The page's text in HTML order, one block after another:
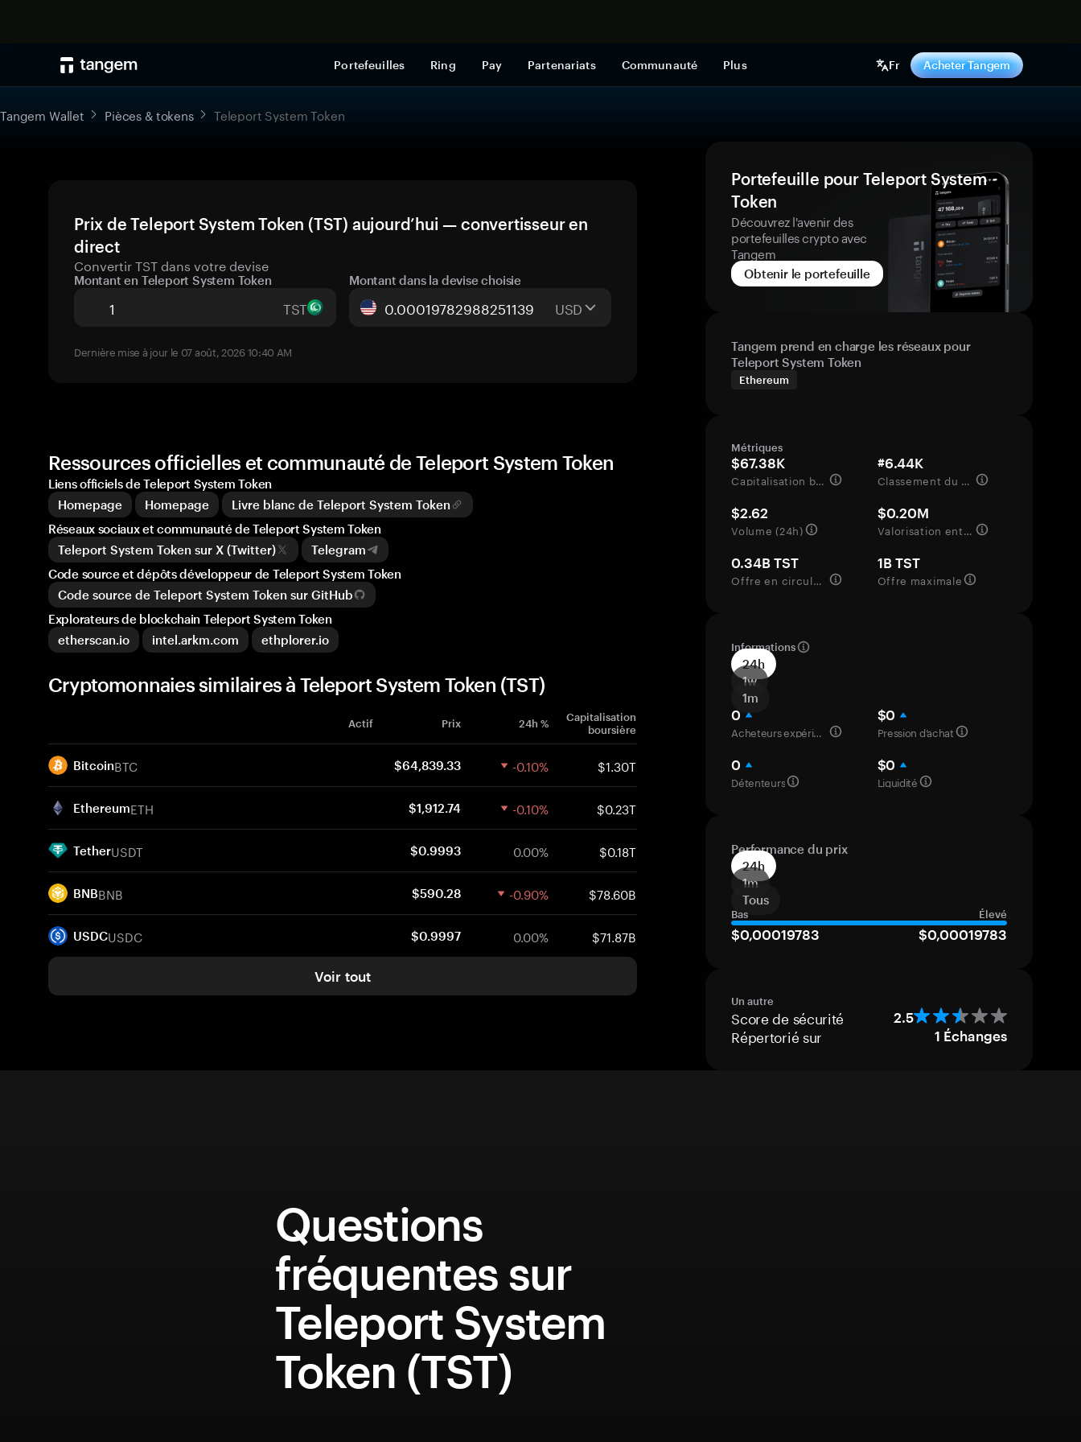
Portefeuilles Ring Pay Partenariats Communauté Plus Fr Acheter Tangem
Tangem Wallet Pièces & tokens Teleport System Token
Prix de Teleport System Token (TST) aujourd’hui — convertisseur en
direct
Convertir TST dans votre devise
Montant en Teleport System Token
TST
Montant dans la devise choisie
USD
Dernière mise à jour le 07 août, 2026 10:40 AM
Portefeuille pour Teleport System
Token
Découvrez l'avenir des
portefeuilles crypto avec
Tangem
Obtenir le portefeuille
Tangem prend en charge les réseaux pour
Teleport System Token
Ethereum
Métriques
$67.38K
Capitalisation boursière
#6.44K
Classement du marché
$2.62
Volume (24h)
$0.20M
Valorisation entièrement diluée
0.34B TST
Offre en circulation
1B TST
Offre maximale
Informations
24h
1w
1m
0
Acheteurs expérimentés
$0
Pression d’achat
0
Détenteurs
$0
Liquidité
Performance du prix
24h
1m
Tous
Bas Élevé
$0,00019783 $0,00019783
Un autre
Score de sécurité 2.5
Répertorié sur 1 Échanges
Ressources officielles et communauté de Teleport System Token
Liens officiels de Teleport System Token
Homepage
Homepage
Livre blanc de Teleport System Token
Réseaux sociaux et communauté de Teleport System Token
Teleport System Token sur X (Twitter)
Telegram
Code source et dépôts développeur de Teleport System Token
Code source de Teleport System Token sur GitHub
Explorateurs de blockchain Teleport System Token
etherscan.io
intel.arkm.com ethplorer.io
Cryptomonnaies similaires à Teleport System Token (TST)
Actif Prix 24h %
Capitalisation
boursière
BitcoinBTC $64,839.33 -0.10% $1.30T
EthereumETH $1,912.74 -0.10% $0.23T
TetherUSDT $0.9993 0.00% $0.18T
BNBBNB $590.28 -0.90% $78.60B
USDCUSDC $0.9997 0.00% $71.87B
Voir tout
Questions
fréquentes sur
Teleport System
Token (TST)